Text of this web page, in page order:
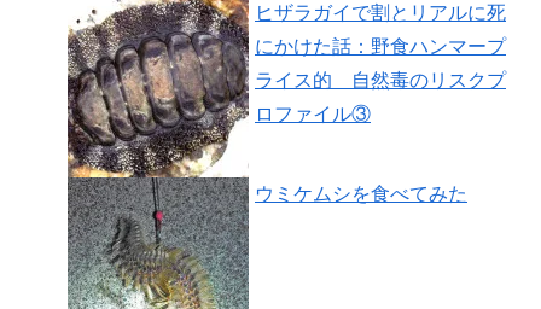
ヒザラガイで割とリアルに死
にかけた話：野食ハンマープ
ライス的 自然毒のリスクプ
ロファイル③
ウミケムシを食べてみた